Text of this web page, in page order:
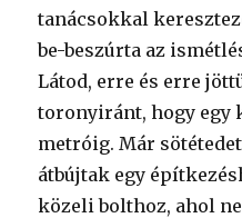
tanácsokkal
be-beszúrta az
Látod, erre és erre
toronyiránt, hogy egy
metróig. Már
átbújtak egy
közeli bolthoz, ahol